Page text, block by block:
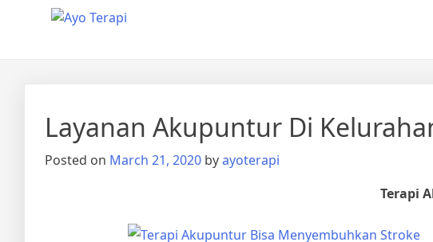
Ayo Terapi
Homecare Akupunktur
Layanan Akupuntur Di
Posted on March 21, 2020 byayoterapi
Terapi